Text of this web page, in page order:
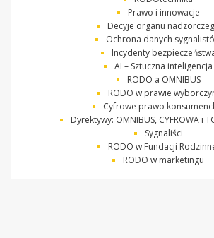
Prawo i innowacje
Decyje organu
Ochrona danych
Incydenty
AI – Sztuczna inteligencja
RODO a OMNIBUS
RODO w prawie
Cyfrowe prawo
Dyrektywy: OMNIBUS, CYFROWA i
Sygnaliści
RODO w Fundacji
RODO w marketingu